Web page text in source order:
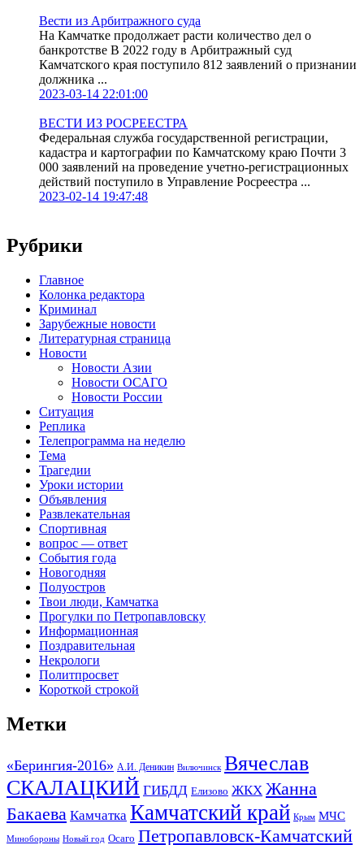
Вести из Арбитражного суда
На Камчатке продолжает расти количество дел о
банкротстве В 2022 году в Арбитражный суд
Камчатского края поступило 812 заявлений о признании
должника ...
2023-03-14 22:01:00
ВЕСТИ ИЗ РОСРЕЕСТРА
Федеральная служба государственной регистрации,
кадастра и картографии по Камчатскому краю Почти 3
000 заявлений на проведение учетно-регистрационных
действий поступило в Управление Росреестра ...
2023-02-14 19:47:48
Рубрики
Главное
Колонка редактора
Криминал
Зарубежные новости
Литературная страница
Новости
Новости Азии
Новости ОСАГО
Новости России
Ситуация
Реплика
Телепрограмма на неделю
Тема
Трагедии
Уроки истории
Объявления
Развлекательная
Спортивная
вопрос — ответ
События года
Новогодняя
Полуостров
Твои люди, Камчатка
Прогулки по Петропавловску
Информационная
Поздравительная
Некрологи
Политпросвет
Короткой строкой
Метки
«Берингия-2016» А.И. Деникин Вилючинск Вячеслав
СКАЛАЦКИЙ ГИБДД Елизово ЖКХ Жанна
Бакаева Камчатка Камчатский край Крым МЧС
Минобороны Новый год Осаго Петропавловск-Камчатский